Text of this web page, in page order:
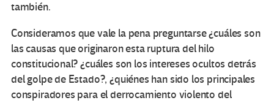
también.
Consideramos que vale la pena preguntarse ¿cuáles son
las causas que originaron esta ruptura del hilo
constitucional? ¿cuáles son los intereses ocultos detrás
del golpe de Estado?, ¿quiénes han sido los principales
conspiradores para el derrocamiento violento del